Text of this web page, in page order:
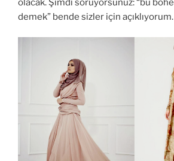
olacak. Şimdi soruyorsunuz: “bu
demek” bende sizler için açıklıyorum.